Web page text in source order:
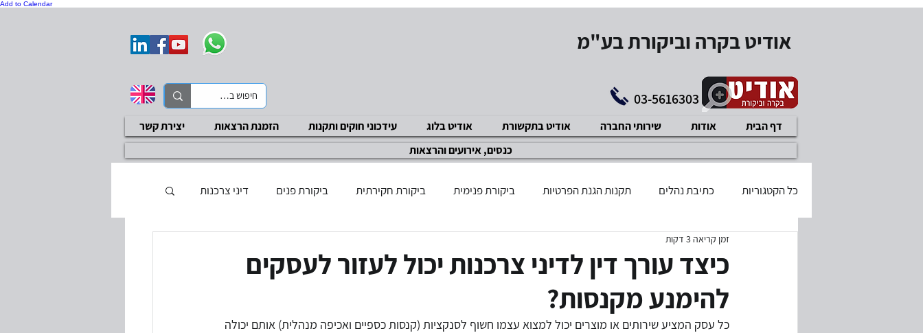
Add to Calendar
אודיט בקרה וביקורת בע"מ
03-5616303
דף הבית אודות שירותי החברה אודיט בתקשורת אודיט בלוג עידכוני חוקים ותקנות הזמנת הרצאות
יצירת קשר
כנסים, אירועים והרצאות
כל הקטגוריות כתיבת נהלים תקנות הגנת הפרטיות ביקורת פנימית ביקורת חקירתית ביקורת פנים דיני צרכנות
בודק שכר מוסמך דיני עבודה
תוכנית עיסקית איזון משאבים ציות ואכיפה מנהלית
כיצד עורך דין לדיני צרכנות יכול לעזור לעסקים
להימנע מקנסות?
זמן קריאה 3 דקות
כל עסק המציע שירותים או מוצרים יכול למצוא עצמו חשוף לסנקציות (קנסות כספיים ואכיפה מנהלית) אותם יכולה